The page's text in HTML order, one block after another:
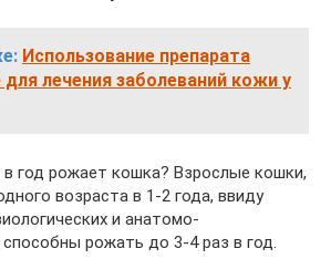
Использование препарата
лечения заболеваний кожи у
в год рожает кошка? Взрослые кошки,
возраста в 1-2 года, ввиду
и анатомо-
рожать до 3-4 раз в год.